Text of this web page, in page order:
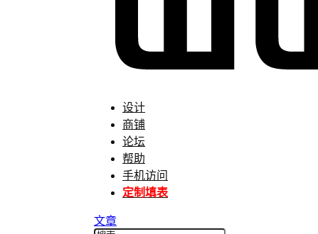
设计
商铺
论坛
帮助
手机访问
定制填表
文章